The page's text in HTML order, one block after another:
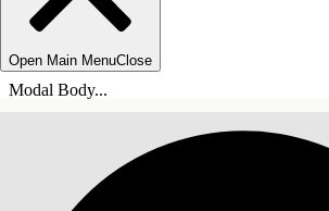
Open Main MenuClose
Modal Body...